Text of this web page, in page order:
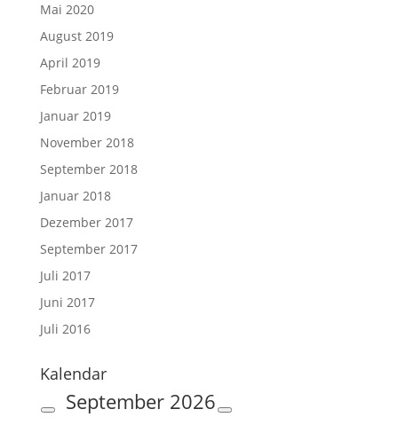
Mai 2020
August 2019
April 2019
Februar 2019
Januar 2019
November 2018
September 2018
Januar 2018
Dezember 2017
September 2017
Juli 2017
Juni 2017
Juli 2016
Kalendar
September 2026